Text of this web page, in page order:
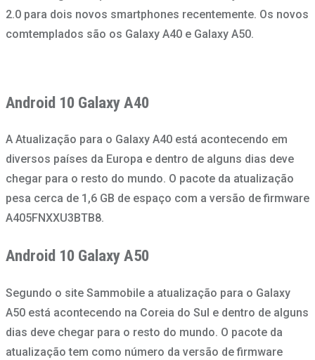
2.0 para dois novos smartphones recentemente. Os novos
comtemplados são os Galaxy A40 e Galaxy A50.
Android 10 Galaxy A40
A Atualização para o Galaxy A40 está acontecendo em
diversos países da Europa e dentro de alguns dias deve
chegar para o resto do mundo. O pacote da atualização
pesa cerca de 1,6 GB de espaço com a versão de firmware
A405FNXXU3BTB8.
Android 10 Galaxy A50
Segundo o site Sammobile a atualização para o Galaxy
A50 está acontecendo na Coreia do Sul e dentro de alguns
dias deve chegar para o resto do mundo. O pacote da
atualização tem como número da versão de firmware